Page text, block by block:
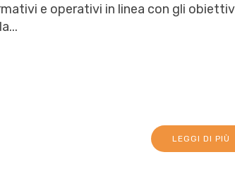
e operativi in linea con gli
LEGGI DI PIÙ